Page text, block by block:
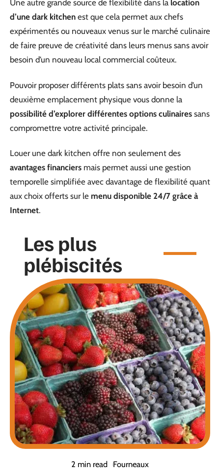
Une autre grande source de flexibilité dans la location
d’une dark kitchen est que cela permet aux chefs
expérimentés ou nouveaux venus sur le marché culinaire
de faire preuve de créativité dans leurs menus sans avoir
besoin d’un nouveau local commercial coûteux.
Pouvoir proposer différents plats sans avoir besoin d’un
deuxième emplacement physique vous donne la
possibilité d’explorer différentes options culinaires sans
compromettre votre activité principale.
Louer une dark kitchen offre non seulement des
avantages financiers mais permet aussi une gestion
temporelle simplifiée avec davantage de flexibilité quant
aux choix offerts sur le menu disponible 24/7 grâce à
Internet.
Les plus
plébiscités
2 min read Fourneaux